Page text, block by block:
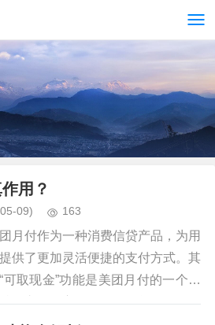
用？
09) 163
月付作为一种消费信贷产品，为用
供了更加灵活便捷的支付方式。其
可取现金”功能是美团月付的一个重
性之一，它不仅仅是简单的提现服